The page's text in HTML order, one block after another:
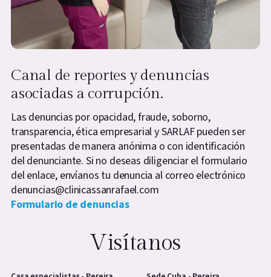
Canal de reportes y denuncias
asociadas a corrupción.
Las denuncias por opacidad, fraude, soborno,
transparencia, ética empresarial y SARLAF pueden ser
presentadas de manera anónima o con identificación
del denunciante. Si no deseas diligenciar el formulario
del enlace, envíanos tu denuncia al correo electrónico
denuncias@clinicassanrafael.com
Formulario de denuncias
Visítanos